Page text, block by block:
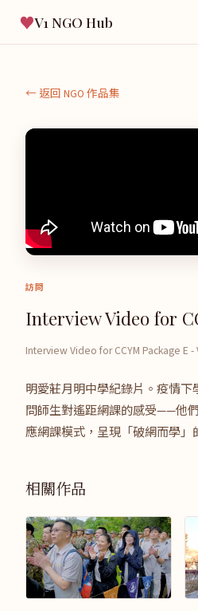
♥V1 NGO Hub
← 返回 NGO 作品集
訪問
Interview Video for
Interview Video for CCYM Package E
明愛莊月明中學紀錄片。疫情
問師生對遙距網課的感受——他
應網課模式，呈現「破網而學」
相關作品